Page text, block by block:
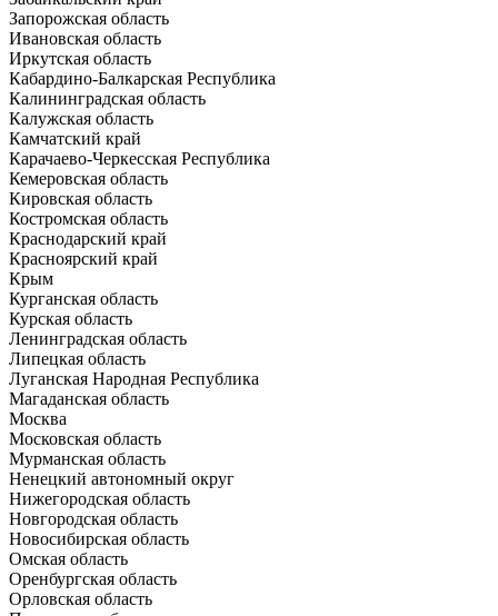
Запорожская область
Ивановская область
Иркутская область
Кабардино-Балкарская Республика
Калининградская область
Калужская область
Камчатский край
Карачаево-Черкесская Республика
Кемеровская область
Кировская область
Костромская область
Краснодарский край
Красноярский край
Крым
Курганская область
Курская область
Ленинградская область
Липецкая область
Луганская Народная Республика
Магаданская область
Москва
Московская область
Мурманская область
Ненецкий автономный округ
Нижегородская область
Новгородская область
Новосибирская область
Омская область
Оренбургская область
Орловская область